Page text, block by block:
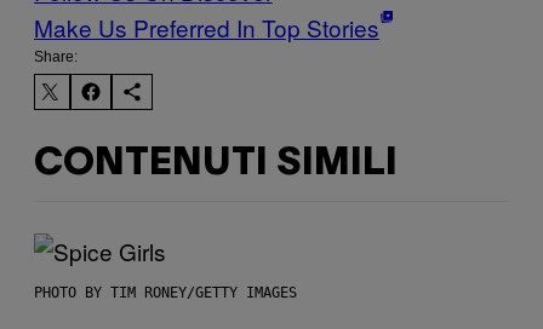
Make Us Preferred In Top Stories
Share:
CONTENUTI SIMILI
PHOTO BY TIM RONEY/GETTY IMAGES